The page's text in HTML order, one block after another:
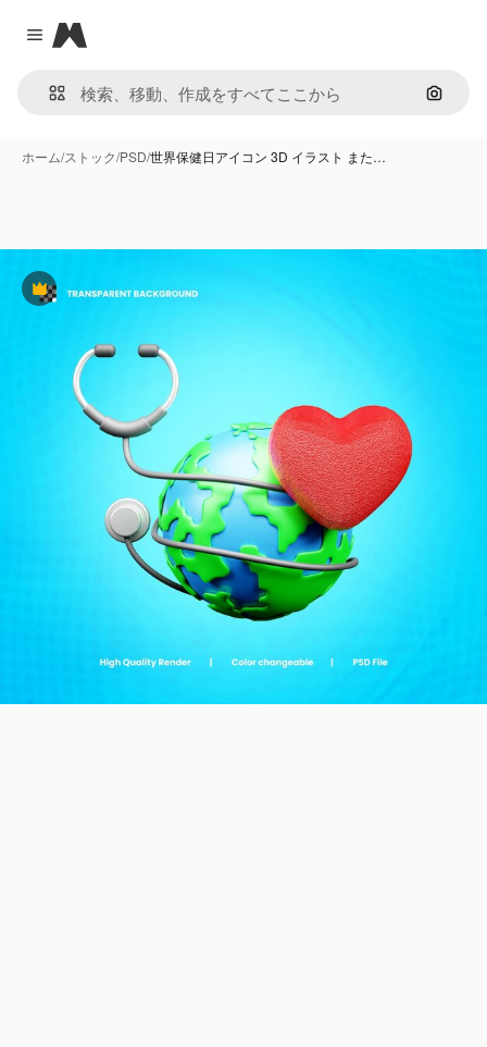
Close menu
Magnific
画像で
ホーム/ストック/PSD/世界保健日アイコン 3D イラスト また…
Premium